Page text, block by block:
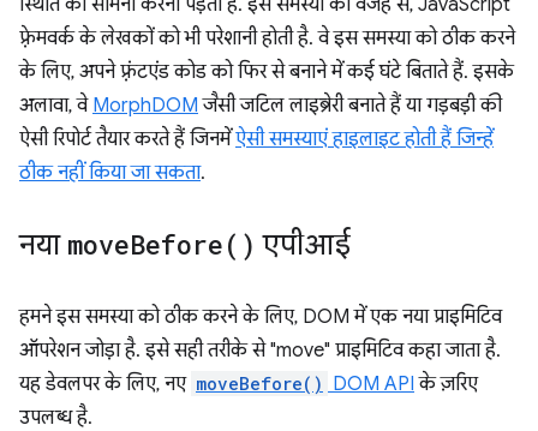
फ़्रेमवर्क के लेखकों को भी परेशानी होती है. वे इस समस्या को ठीक करने
के लिए, अपने फ़्रंटएंड कोड को फिर से बनाने में कई घंटे बिताते हैं. इसके
अलावा, वे MorphDOM जैसी जटिल लाइब्रेरी बनाते हैं या गड़बड़ी की
ऐसी रिपोर्ट तैयार करते हैं जिनमेंऐसी समस्याएं हाइलाइट होती हैं जिन्हें
ठीक नहीं किया जा सकता.
नया moveBefore( ) एपीआई
हमने इस समस्या को ठीक करने के लिए, DOM में एक नया प्राइमिटिव
ऑपरेशन जोड़ा है. इसे सही तरीके से "move" प्राइमिटिव कहा जाता है.
यह डेवलपर के लिए, नए moveBefore() DOM API के ज़रिए
उपलब्ध है.